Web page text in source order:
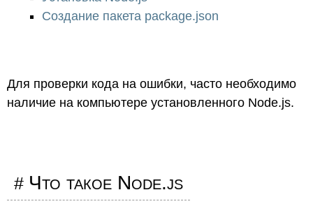
Создание пакета package.json
Для проверки кода на ошибки, часто необходимо
наличие на компьютере установленного Node.js.
Что такое Node.js